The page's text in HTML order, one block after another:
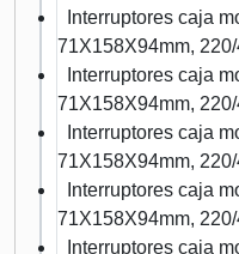
Interruptores caja
71X158X94mm,
Interruptores caja
71X158X94mm,
Interruptores caja
71X158X94mm,
Interruptores caja
71X158X94mm,
Interruptores caja